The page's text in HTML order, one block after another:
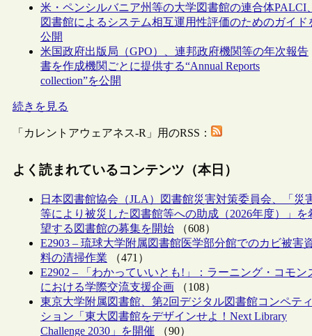
米・ペンシルバニア州等の大学図書館の連合体PALCI、
図書館によるシステム相互運用性評価のためのガイド
公開
米国政府出版局（GPO）、連邦政府機関等の年次報告
書を作成機関ごとに提供する“Annual Reports
collection”を公開
続きを見る
「カレントアウェアネス-R」用のRSS：
よく読まれているコンテンツ（本日）
日本図書館協会（JLA）図書館災害対策委員会、「災
等により被災した図書館等への助成（2026年度）」を
望する図書館の募集を開始 （608）
E2903 – 琉球大学附属図書館医学部分館でのカビ被害
料の清掃作業 （471）
E2902 – 「わかっていいとも!」：ラーニング・コモン
における学際交流支援企画 （108）
東京大学附属図書館、第2回デジタル図書館コンペティ
ション「東大図書館をデザインせよ！Next Library
Challenge 2030」を開催 （90）